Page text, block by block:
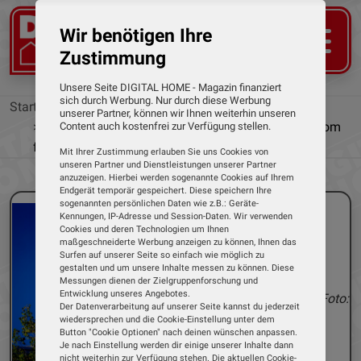
Startseite
News
Doppeltes Datenvolumen zum Streamen: Telekom
führt neue Mobilfunk-Tarife ein
Foto:
Wir benötigen Ihre
Zustimmung
Unsere Seite DIGITAL HOME - Magazin finanziert
sich durch Werbung. Nur durch diese Werbung
unserer Partner, können wir Ihnen weiterhin unseren
Content auch kostenfrei zur Verfügung stellen.
Mit Ihrer Zustimmung erlauben Sie uns Cookies von
unseren Partner und Dienstleistungen unserer Partner
anzuzeigen. Hierbei werden sogenannte Cookies auf Ihrem
Endgerät temporär gespeichert. Diese speichern Ihre
sogenannten persönlichen Daten wie z.B.: Geräte-
Kennungen, IP-Adresse und Session-Daten. Wir verwenden
Cookies und deren Technologien um Ihnen
maßgeschneiderte Werbung anzeigen zu können, Ihnen das
Surfen auf unserer Seite so einfach wie möglich zu
gestalten und um unsere Inhalte messen zu können. Diese
Messungen dienen der Zielgruppenforschung und
Entwicklung unseres Angebotes.
Der Datenverarbeitung auf unserer Seite kannst du jederzeit
wiedersprechen und die Cookie-Einstellung unter dem
Button "Cookie Optionen" nach deinen wünschen anpassen.
Je nach Einstellung werden dir einige unserer Inhalte dann
nicht weiterhin zur Verfügung stehen. Die aktuellen Cookie-